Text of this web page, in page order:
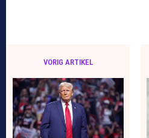
VORIG ARTIKEL